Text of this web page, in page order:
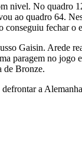
nivel. No
ao quadro 64.
conseguiu fechar
Gaisin. Arede
paragem no
de Bronze.
a